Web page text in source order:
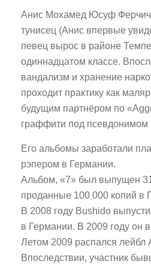
Анис Мохамед Юсуф
тунисец (Анис впервые
певец вырос в районе
одиннадцатом классе.
вандализм и хранение
проходит практику как
будущим партнёром по
граффити под псевдонимом
Его альбомы заработали
рэпером в Германии.
Альбом, «7» был выпущен 31
проданные 100 000 копий в
В 2008 году Bushido
в Германии. В 2009 году он
Летом 2009 распался
Впоследствии, участник